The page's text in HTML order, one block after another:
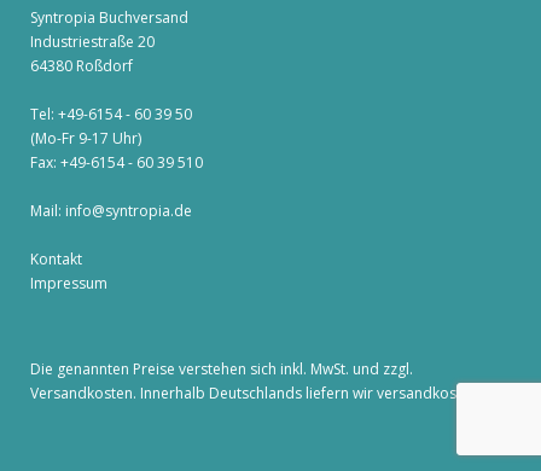
Syntropia Buchversand
Industriestraße 20
64380 Roßdorf
Tel: +49-6154 - 60 39 50
(Mo-Fr 9-17 Uhr)
Fax: +49-6154 - 60 39 510
Mail: info@syntropia.de
Kontakt
Impressum
Die genannten Preise verstehen sich inkl. MwSt. und zzgl.
Versandkosten. Innerhalb Deutschlands liefern wir versandkostenfrei!